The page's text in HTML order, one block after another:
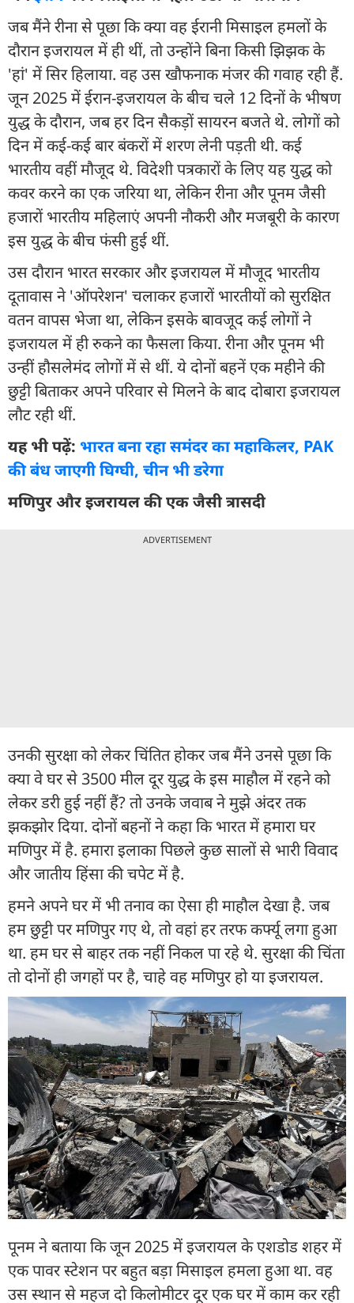
जब मैंने रीना से पूछा कि क्या वह ईरानी मिसाइल हमलों के
दौरान इजरायल में ही थीं, तो उन्होंने बिना किसी झिझक के
'हां' में सिर हिलाया. वह उस खौफनाक मंजर की गवाह रही हैं.
जून 2025 में ईरान-इजरायल के बीच चले 12 दिनों के भीषण
युद्ध के दौरान, जब हर दिन सैकड़ों सायरन बजते थे. लोगों को
दिन में कई-कई बार बंकरों में शरण लेनी पड़ती थी. कई
भारतीय वहीं मौजूद थे. विदेशी पत्रकारों के लिए यह युद्ध को
कवर करने का एक जरिया था, लेकिन रीना और पूनम जैसी
हजारों भारतीय महिलाएं अपनी नौकरी और मजबूरी के कारण
इस युद्ध के बीच फंसी हुई थीं.
उस दौरान भारत सरकार और इजरायल में मौजूद भारतीय
दूतावास ने 'ऑपरेशन' चलाकर हजारों भारतीयों को सुरक्षित
वतन वापस भेजा था, लेकिन इसके बावजूद कई लोगों ने
इजरायल में ही रुकने का फैसला किया. रीना और पूनम भी
उन्हीं हौसलेमंद लोगों में से थीं. ये दोनों बहनें एक महीने की
छुट्टी बिताकर अपने परिवार से मिलने के बाद दोबारा इजरायल
लौट रही थीं.
यह भी पढ़ें: भारत बना रहा समंदर का महाकिलर, PAK
की बंध जाएगी घिग्घी, चीन भी डरेगा
मणिपुर और इजरायल की एक जैसी त्रासदी
ADVERTISEMENT
उनकी सुरक्षा को लेकर चिंतित होकर जब मैंने उनसे पूछा कि
क्या वे घर से 3500 मील दूर युद्ध के इस माहौल में रहने को
लेकर डरी हुई नहीं हैं? तो उनके जवाब ने मुझे अंदर तक
झकझोर दिया. दोनों बहनों ने कहा कि भारत में हमारा घर
मणिपुर में है. हमारा इलाका पिछले कुछ सालों से भारी विवाद
और जातीय हिंसा की चपेट में है.
हमने अपने घर में भी तनाव का ऐसा ही माहौल देखा है. जब
हम छुट्टी पर मणिपुर गए थे, तो वहां हर तरफ कर्फ्यू लगा हुआ
था. हम घर से बाहर तक नहीं निकल पा रहे थे. सुरक्षा की चिंता
तो दोनों ही जगहों पर है, चाहे वह मणिपुर हो या इजरायल.
पूनम ने बताया कि जून 2025 में इजरायल के एशडोड शहर में
एक पावर स्टेशन पर बहुत बड़ा मिसाइल हमला हुआ था. वह
उस स्थान से महज दो किलोमीटर दूर एक घर में काम कर रही